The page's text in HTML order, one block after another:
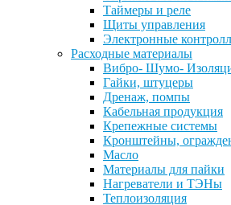
Таймеры и реле
Щиты управления
Электронные
Расходные материалы
Вибро- Шумо-
Гайки, штуцеры
Дренаж, помпы
Кабельная продукция
Крепежные системы
Кронштейны,
Масло
Материалы для пайки
Нагреватели и ТЭНы
Теплоизоляция